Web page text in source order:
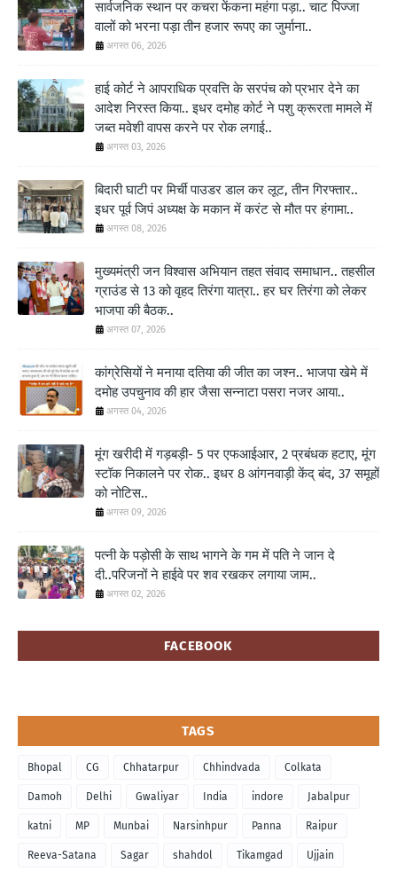
सार्वजनिक स्थान पर कचरा फेंकना महंगा पड़ा.. चाट पिज्जा
वालों को भरना पड़ा तीन हजार रूपए का जुर्माना..
अगस्त 06, 2026
हाई कोर्ट ने आपराधिक प्रवत्ति के सरपंच को प्रभार देने का
आदेश निरस्त किया.. इधर दमोह कोर्ट ने पशु क्रूरता मामले में
जब्त मवेशी वापस करने पर रोक लगाई..
अगस्त 03, 2026
बिदारी घाटी पर मिर्ची पाउडर डाल कर लूट, तीन गिरफ्तार..
इधर पूर्व जिपं अध्यक्ष के मकान में करंट से मौत पर हंगामा..
अगस्त 08, 2026
मुख्यमंत्री जन विश्वास अभियान तहत संवाद समाधान.. तहसील
ग्राउंड से 13 को वृहद तिरंगा यात्रा.. हर घर तिरंगा को लेकर
भाजपा की बैठक..
अगस्त 07, 2026
कांग्रेसियों ने मनाया दतिया की जीत का जश्न.. भाजपा खेमे में
दमोह उपचुनाव की हार जैसा सन्नाटा पसरा नजर आया..
अगस्त 04, 2026
मूंग खरीदी में गड़बड़ी- 5 पर एफआईआर, 2 प्रबंधक हटाए, मूंग
स्टॉक निकालने पर रोक.. इधर 8 आंगनवाड़ी केंद् बंद, 37 समूहों
को नोटिस..
अगस्त 09, 2026
पत्नी के पड़ोसी के साथ भागने के गम में पति ने जान दे
दी..परिजनों ने हाईवे पर शव रखकर लगाया जाम..
अगस्त 02, 2026
FACEBOOK
TAGS
Bhopal CG Chhatarpur Chhindvada Colkata
Damoh Delhi Gwaliyar India indore Jabalpur
katni MP Munbai Narsinhpur Panna Raipur
Reeva-Satana Sagar shahdol Tikamgad Ujjain